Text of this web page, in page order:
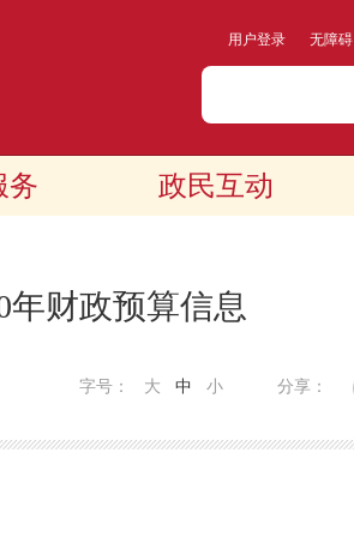
用户登录 无障碍
务 政民互动
年财政预算信息
分享：
字号： 大 中 小